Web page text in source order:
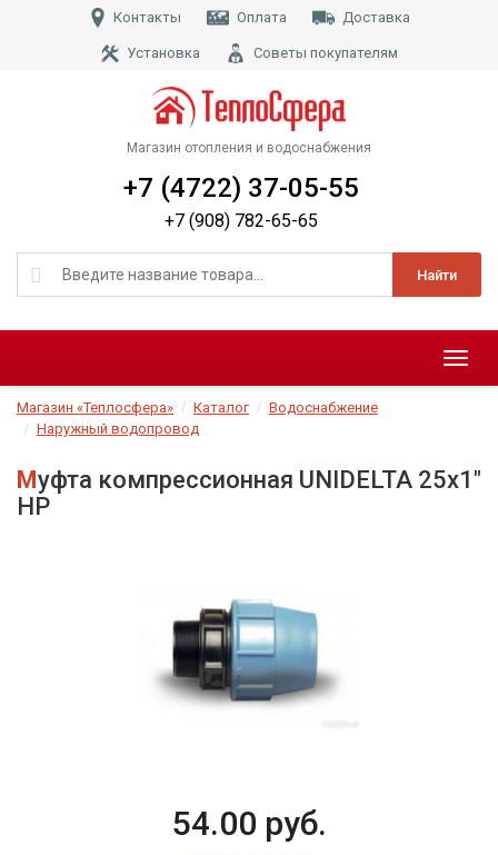
Контакты Оплата Доставка
Установка Советы покупателям
Магазин отопления и водоснабжения
Найти
+7 (4722) 37-05-55
+7 (908) 782-65-65
Меню
Магазин «Теплосфера» Каталог
Водоснабжение
Наружный водопровод
Муфта компрессионная UNIDELTA 25х1"
НР
54.00 руб.